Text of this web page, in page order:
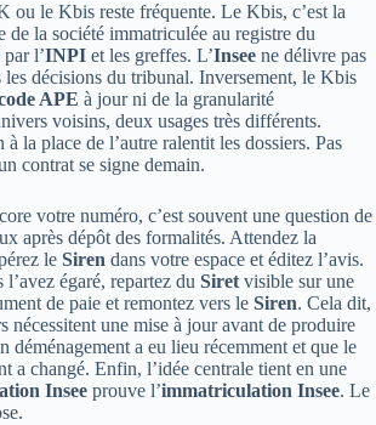
ou le Kbis reste fréquente. Le Kbis, c’est la
la société immatriculée au registre du
l’INPI et les greffes. L’Insee ne délivre pas
les décisions du tribunal. Inversement, le Kbis
APE à jour ni de la granularité
voisins, deux usages très différents.
la place de l’autre ralentit les dossiers. Pas
contrat se signe demain.
votre numéro, c’est souvent une question de
après dépôt des formalités. Attendez la
le Siren dans votre espace et éditez l’avis.
égaré, repartez du Siret visible sur une
de paie et remontez vers le Siren. Cela dit,
nécessitent une mise à jour avant de produire
déménagement a eu lieu récemment et que le
a changé. Enfin, l’idée centrale tient en une
Insee prouve l’immatriculation Insee. Le